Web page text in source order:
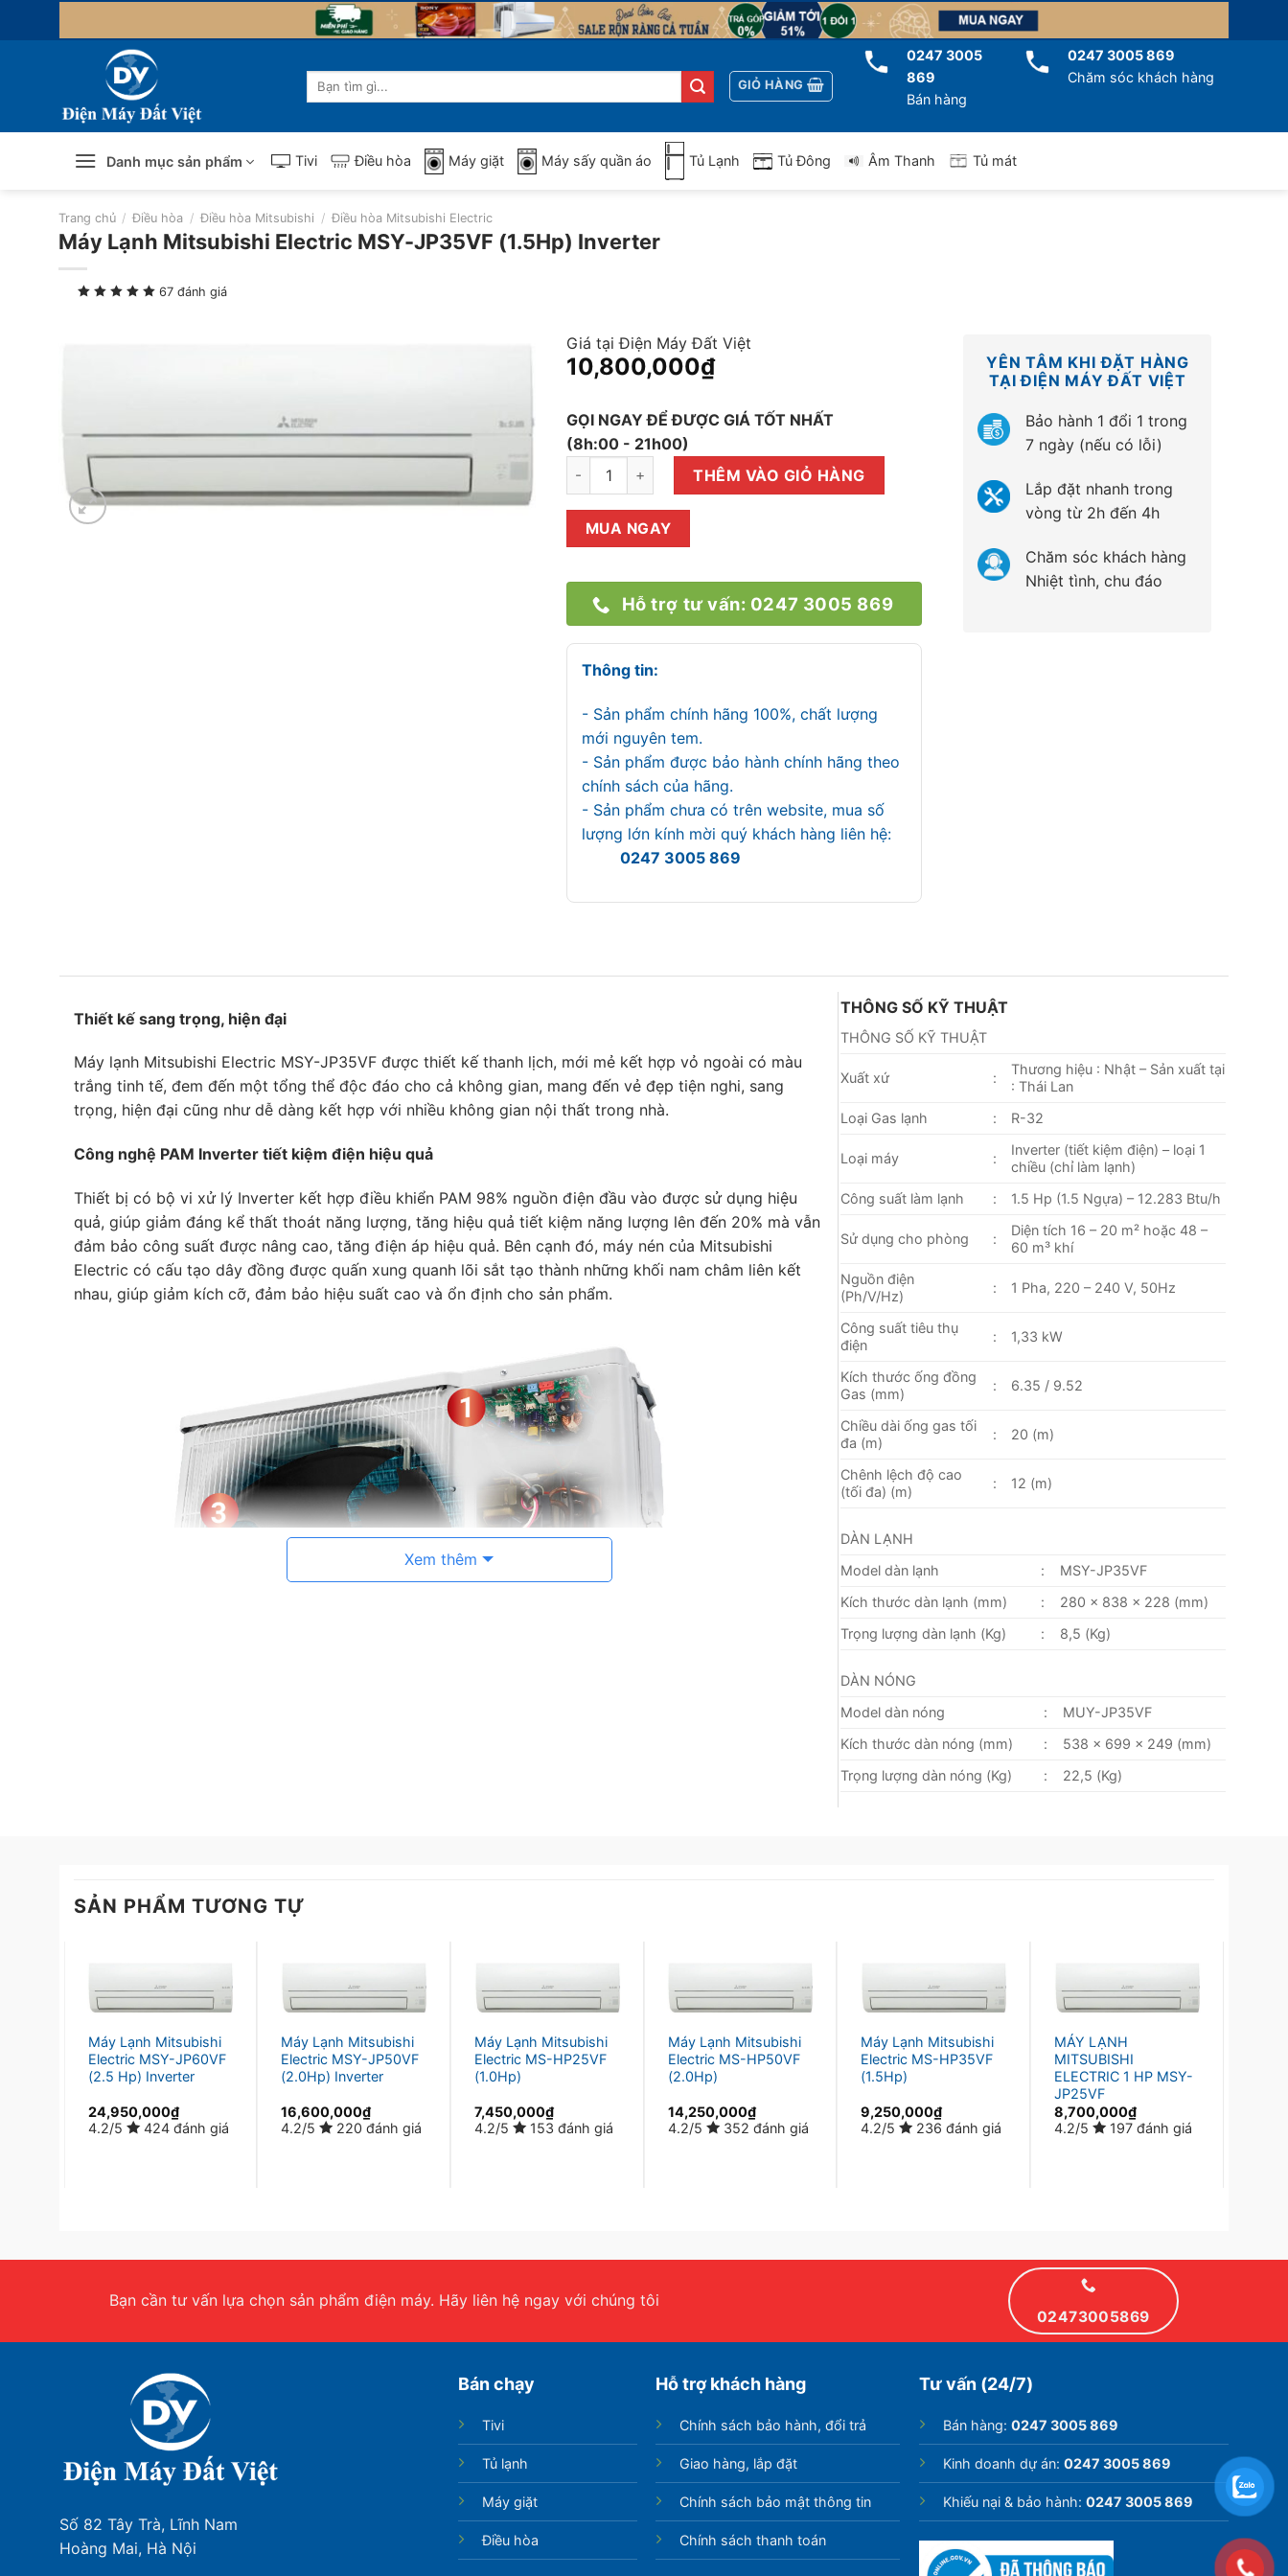
Tìm
kiếm:
GIỎ HÀNG
0247 3005
869
Bán hàng
0247 3005 869
Chăm sóc khách hàng
Danh mục sản phẩm Tivi Điều hòa Máy giặt Máy sấy quần áo Tủ Lạnh Tủ Đông Âm Thanh Tủ mát
Trang chủ / Điều hòa / Điều hòa Mitsubishi / Điều hòa Mitsubishi Electric
Máy Lạnh Mitsubishi Electric MSY-JP35VF (1.5Hp) Inverter
67 đánh giá
Giá tại Điện Máy Đất Việt
10,800,000₫
GỌI NGAY ĐỂ ĐƯỢC GIÁ TỐT NHẤT
(8h:00 - 21h00)
Máy Lạnh Mitsubishi Electric MSY-JP35VF (1.5Hp) Inverter số lượng
THÊM VÀO GIỎ HÀNG
MUA NGAY
Hỗ trợ tư vấn: 0247 3005 869
Thông tin:
- Sản phẩm chính hãng 100%, chất lượng
mới nguyên tem.
- Sản phẩm được bảo hành chính hãng theo
chính sách của hãng.
- Sản phẩm chưa có trên website, mua số
lượng lớn kính mời quý khách hàng liên hệ:
0247 3005 869
YÊN TÂM KHI ĐẶT HÀNG
TẠI ĐIỆN MÁY ĐẤT VIỆT
Bảo hành 1 đổi 1 trong
7 ngày (nếu có lỗi)
Lắp đặt nhanh trong
vòng từ 2h đến 4h
Chăm sóc khách hàng
Nhiệt tình, chu đáo
Thiết kế sang trọng, hiện đại
Máy lạnh Mitsubishi Electric MSY-JP35VF được thiết kế thanh lịch, mới mẻ kết hợp vỏ ngoài có màu
trắng tinh tế, đem đến một tổng thể độc đáo cho cả không gian, mang đến vẻ đẹp tiện nghi, sang
trọng, hiện đại cũng như dễ dàng kết hợp với nhiều không gian nội thất trong nhà.
Công nghệ PAM Inverter tiết kiệm điện hiệu quả
Thiết bị có bộ vi xử lý Inverter kết hợp điều khiển PAM 98% nguồn điện đầu vào được sử dụng hiệu
quả, giúp giảm đáng kể thất thoát năng lượng, tăng hiệu quả tiết kiệm năng lượng lên đến 20% mà vẫn
đảm bảo công suất được nâng cao, tăng điện áp hiệu quả. Bên cạnh đó, máy nén của Mitsubishi
Electric có cấu tạo dây đồng được quấn xung quanh lõi sắt tạo thành những khối nam châm liên kết
nhau, giúp giảm kích cỡ, đảm bảo hiệu suất cao và ổn định cho sản phẩm.
Lớp phủ kép chống bám bẩn
mặt, giúp thiết bị luôn sạch sẽ, tạo ra luồng gió trong lành, mát lạnh.
Xem thêm
THÔNG SỐ KỸ THUẬT
THÔNG SỐ KỸ THUẬT
Xuất xứ :
Thương hiệu : Nhật – Sản xuất tại
: Thái Lan
Loại Gas lạnh
: R-32
Loại máy :
Inverter (tiết kiệm điện) – loại 1
chiều (chỉ làm lạnh)
Công suất làm lạnh
: 1.5 Hp (1.5 Ngựa) – 12.283 Btu/h
Sử dụng cho phòng :
Diện tích 16 – 20 m² hoặc 48 –
60 m³ khí
Nguồn điện
(Ph/V/Hz)
: 1 Pha, 220 – 240 V, 50Hz
Công suất tiêu thụ
điện
: 1,33 kW
Kích thước ống đồng
Gas (mm)
: 6.35 / 9.52
Chiều dài ống gas tối
đa (m)
: 20 (m)
Chênh lệch độ cao
(tối đa) (m)
: 12 (m)
DÀN LẠNH
Model dàn lạnh
:
MSY-JP35VF
Kích thước dàn lạnh (mm)
:
280 x 838 x 228 (mm)
Trọng lượng dàn lạnh (Kg)
: 8,5 (Kg)
DÀN NÓNG
Model dàn nóng
:
MUY-JP35VF
Kích thước dàn nóng (mm)
:
538 x 699 x 249 (mm)
Trọng lượng dàn nóng (Kg)
: 22,5 (Kg)
SẢN PHẨM TƯƠNG TỰ
Máy Lạnh Mitsubishi
Electric MSY-JP60VF
(2.5 Hp) Inverter
24,950,000₫
4.2/5
424 đánh giá
Máy Lạnh Mitsubishi
Electric MSY-JP50VF
(2.0Hp) Inverter
16,600,000₫
4.2/5
220 đánh giá
Máy Lạnh Mitsubishi
Electric MS-HP25VF
(1.0Hp)
7,450,000₫
4.2/5
153 đánh giá
Máy Lạnh Mitsubishi
Electric MS-HP50VF
(2.0Hp)
14,250,000₫
4.2/5
352 đánh giá
Máy Lạnh Mitsubishi
Electric MS-HP35VF
(1.5Hp)
9,250,000₫
4.2/5
236 đánh giá
MÁY LẠNH
MITSUBISHI
ELECTRIC 1 HP MSY-
JP25VF
8,700,000₫
4.2/5
197 đánh giá
Bạn cần tư vấn lựa chọn sản phẩm điện máy. Hãy liên hệ ngay với chúng tôi
02473005869
Số 82 Tây Trà, Lĩnh Nam
Hoàng Mai, Hà Nội
Bán chạy
Tivi
Tủ lạnh
Máy giặt
Điều hòa
Hỗ trợ khách hàng
Chính sách bảo hành, đổi trả
Giao hàng, lắp đặt
Chính sách bảo mật thông tin
Chính sách thanh toán
Tư vấn (24/7)
Bán hàng: 0247 3005 869
Kinh doanh dự án: 0247 3005 869
Khiếu nại & bảo hành: 0247 3005 869